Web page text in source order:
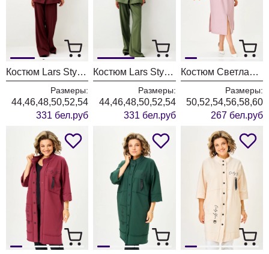
Костюм Lars Style 1247 оттенки бордо
Размеры:
44,46,48,50,52,54
331 бел.руб
Костюм Lars Style 1247/1 оттенки хвои
Размеры:
44,46,48,50,52,54
331 бел.руб
Костюм Светлана-Стиль 2380 розовый
Размеры:
50,52,54,56,58,60
267 бел.руб